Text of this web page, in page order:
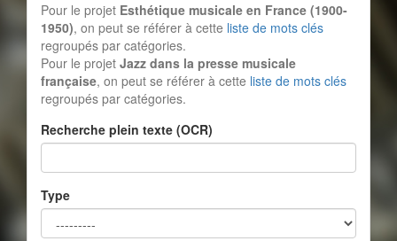
Pour le projet Esthétique musicale en France (1900-
1950), on peut se référer à cette liste de mots clés
regroupés par catégories.
Pour le projet Jazz dans la presse musicale
française, on peut se référer à cette liste de mots clés
regroupés par catégories.
Recherche plein texte (OCR)
Type